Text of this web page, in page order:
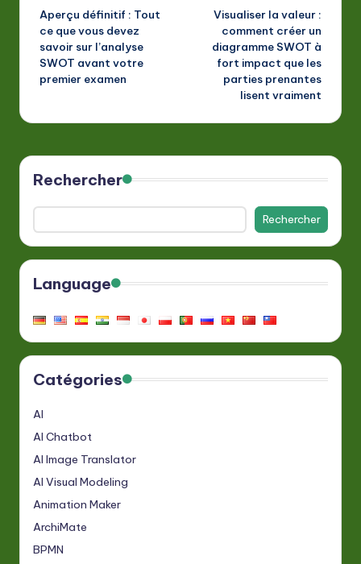
navigation
Aperçu définitif : Tout
ce que vous devez
savoir sur l’analyse
SWOT avant votre
premier examen
Visualiser la valeur :
comment créer un
diagramme SWOT à
fort impact que les
parties prenantes
lisent vraiment
Rechercher
Rechercher
Language
Catégories
AI
AI Chatbot
AI Image Translator
AI Visual Modeling
Animation Maker
ArchiMate
BPMN